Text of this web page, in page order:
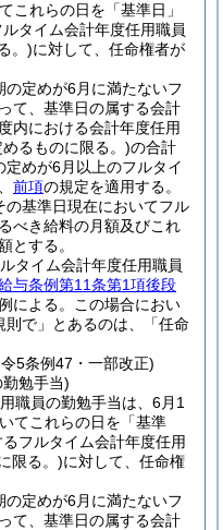
これらの日を「基準日」
タイム会計年度任用職員
。)に対して、任命権者が
定めが6月に満たないフ
て、基準日の属する会計
内における会計年度任用
るものに限る。)の合計
めが6月以上のフルタイ
前項の規定を適用する。
基準日現在においてフル
べき給料の月額及びこれ
とする。
タイム会計年度任用職員
与条例第11条第1項後段
による。
この場合におい
則で」とあるのは、「任命
5条例47・一部改正)
勉手当)
職員の勤勉手当は、6月1
てこれらの日を「基準
フルタイム会計年度任用
限る。)に対して、任命権
定めが6月に満たないフ
て、基準日の属する会計